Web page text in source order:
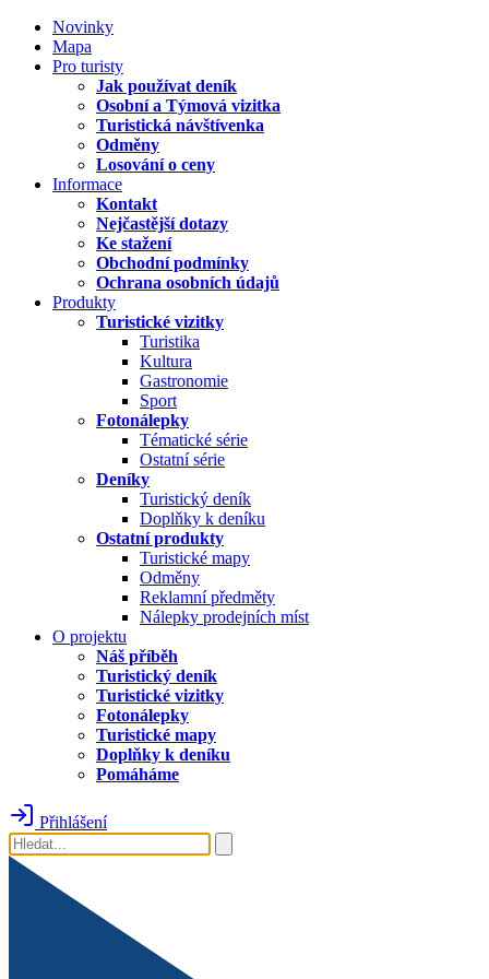
Novinky
Mapa
Pro turisty
Jak používat deník
Osobní a Týmová vizitka
Turistická návštívenka
Odměny
Losování o ceny
Informace
Kontakt
Nejčastější dotazy
Ke stažení
Obchodní podmínky
Ochrana osobních údajů
Produkty
Turistické vizitky
Turistika
Kultura
Gastronomie
Sport
Fotonálepky
Tématické série
Ostatní série
Deníky
Turistický deník
Doplňky k deníku
Ostatní produkty
Turistické mapy
Odměny
Reklamní předměty
Nálepky prodejních míst
O projektu
Náš příběh
Turistický deník
Turistické vizitky
Fotonálepky
Turistické mapy
Doplňky k deníku
Pomáháme
Přihlášení